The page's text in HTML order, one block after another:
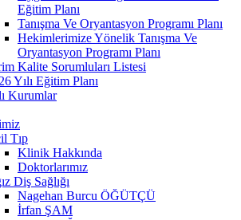
Eğitim Planı
Tanışma Ve Oryantasyon Programı Planı
Hekimlerimize Yönelik Tanışma Ve
Oryantasyon Programı Planı
Kalite Sorumluları Listesi
Yılı Eğitim Planı
Kurumlar
Tıp
Klinik Hakkında
Doktorlarımız
Diş Sağlığı
Nagehan Burcu ÖĞÜTÇÜ
İrfan ŞAM